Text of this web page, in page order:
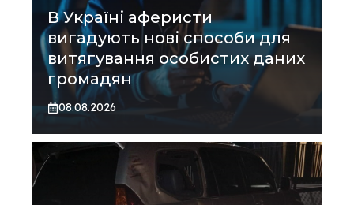
В Україні аферисти
вигадують нові способи для
витягування особистих даних
громадян
08.08.2026